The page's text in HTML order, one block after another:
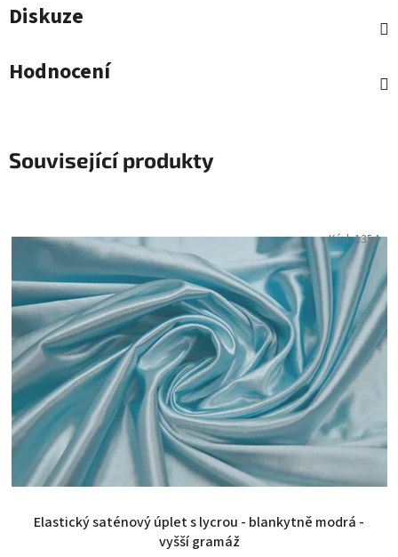
Diskuze
Hodnocení
Související produkty
Elastický saténový úplet s lycrou - blankytně modrá -
vyšší gramáž
Kód:1354